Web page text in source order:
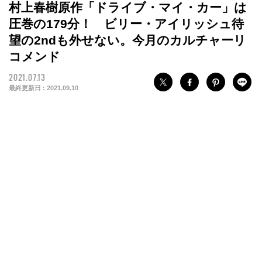
村上春樹原作「ドライブ・マイ・カー」は
圧巻の179分！ ビリー・アイリッシュ待
望の2ndも外せない。今月のカルチャーリ
コメンド
2021.07.13
最終更新日 : 2021.09.10